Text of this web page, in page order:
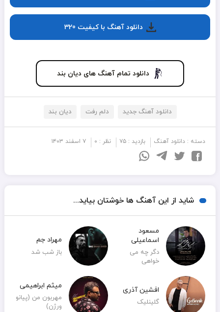
دانلود آهنگ با کیفیت 320
دانلود تمام آهنگ های دیان بند
دانلود آهنگ جدید دلم رفت دیان بند
دسته : دانلود آهنگ بازدید : ۷۵ نظر : ۰ ۷ اسفند ۱۴۰۳
شاید از این آهنگ ها خوشتان بیاید...
مسعود
اسماعیلی
دگر چه می
خواهی
مهراد جم
باز شب شد
افشین آذری
گلینلیک
میثم ابراهیمی
مهربون من (پیانو
ورژن)